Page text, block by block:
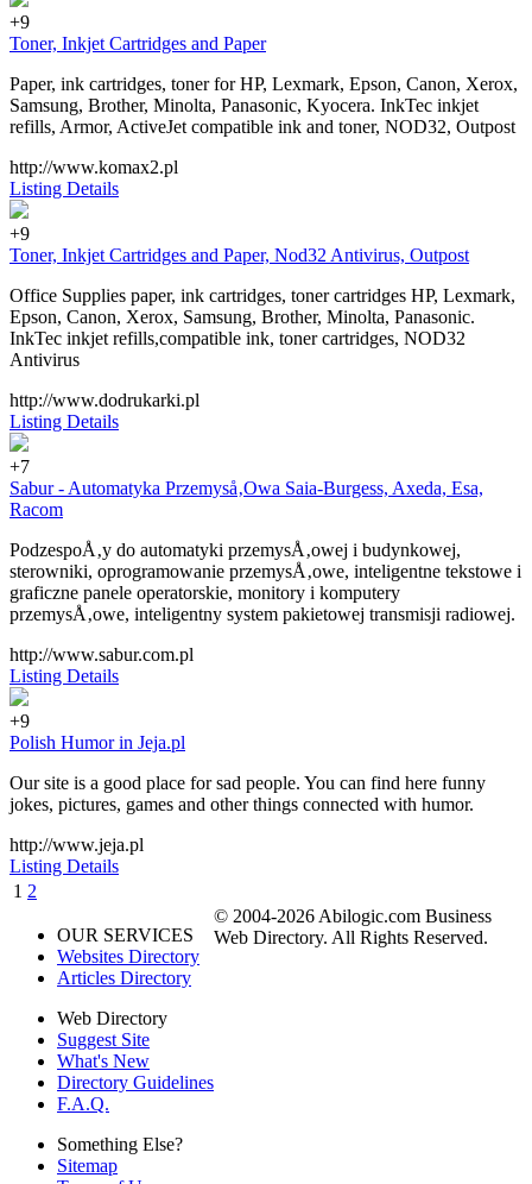
+9
Toner, Inkjet Cartridges and Paper
Paper, ink cartridges, toner for HP, Lexmark, Epson, Canon, Xerox,
Samsung, Brother, Minolta, Panasonic, Kyocera. InkTec inkjet
refills, Armor, ActiveJet compatible ink and toner, NOD32, Outpost
http://www.komax2.pl
Listing Details
+9
Toner, Inkjet Cartridges and Paper, Nod32 Antivirus, Outpost
Office Supplies paper, ink cartridges, toner cartridges HP, Lexmark,
Epson, Canon, Xerox, Samsung, Brother, Minolta, Panasonic.
InkTec inkjet refills,compatible ink, toner cartridges, NOD32
Antivirus
http://www.dodrukarki.pl
Listing Details
+7
Sabur - Automatyka Przemyså‚Owa Saia-Burgess, Axeda, Esa,
Racom
PodzespoÅ‚y do automatyki przemysÅ‚owej i budynkowej,
sterowniki, oprogramowanie przemysÅ‚owe, inteligentne tekstowe i
graficzne panele operatorskie, monitory i komputery
przemysÅ‚owe, inteligentny system pakietowej transmisji radiowej.
http://www.sabur.com.pl
Listing Details
+9
Polish Humor in Jeja.pl
Our site is a good place for sad people. You can find here funny
jokes, pictures, games and other things connected with humor.
http://www.jeja.pl
Listing Details
1 2
OUR SERVICES
Websites Directory
Articles Directory
Web Directory
Suggest Site
What's New
Directory Guidelines
F.A.Q.
Something Else?
Sitemap
© 2004-2026 Abilogic.com Business
Web Directory. All Rights Reserved.